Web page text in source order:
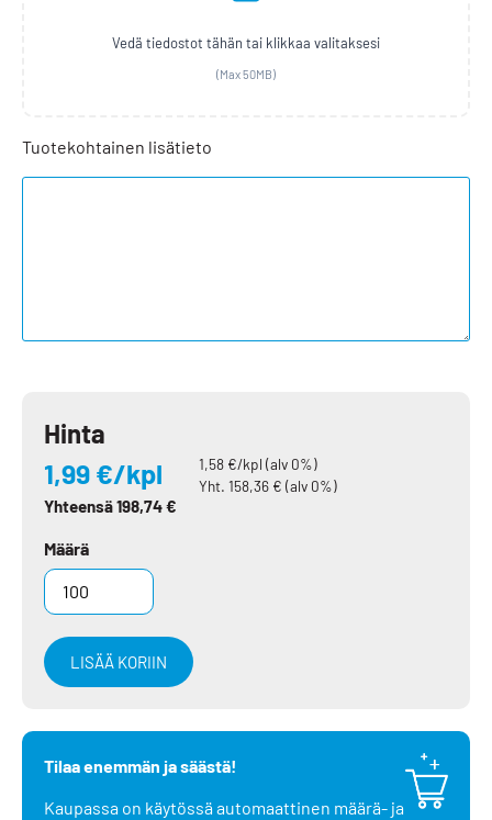
Vedä tiedostot tähän tai klikkaa valitaksesi
(Max 50MB)
Tuotekohtainen lisätieto
Hinta
1,99 €/kpl
Yhteensä198,74€
1,58 €/kpl (alv 0%)
Yht. 158,36 € (alv 0%)
Määrä
LISÄÄ KORIIN
Tilaa enemmän ja säästä!
Kaupassa on käytössä automaattinen määrä- ja